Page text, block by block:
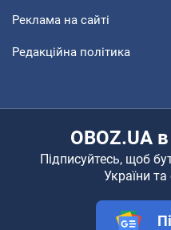
Реклама на сайті
Редакційна політика
OBOZ.UA
Підписуйтесь, щоб
України та